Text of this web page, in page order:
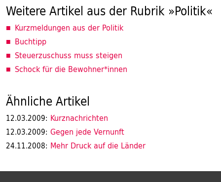
Weitere Artikel aus der Rubrik »Politik«
Kurzmeldungen aus der Politik
Buchtipp
Steuerzuschuss muss steigen
Schock für die Bewohner*innen
Ähnliche Artikel
12.03.2009: Kurznachrichten
12.03.2009: Gegen jede Vernunft
24.11.2008: Mehr Druck auf die Länder